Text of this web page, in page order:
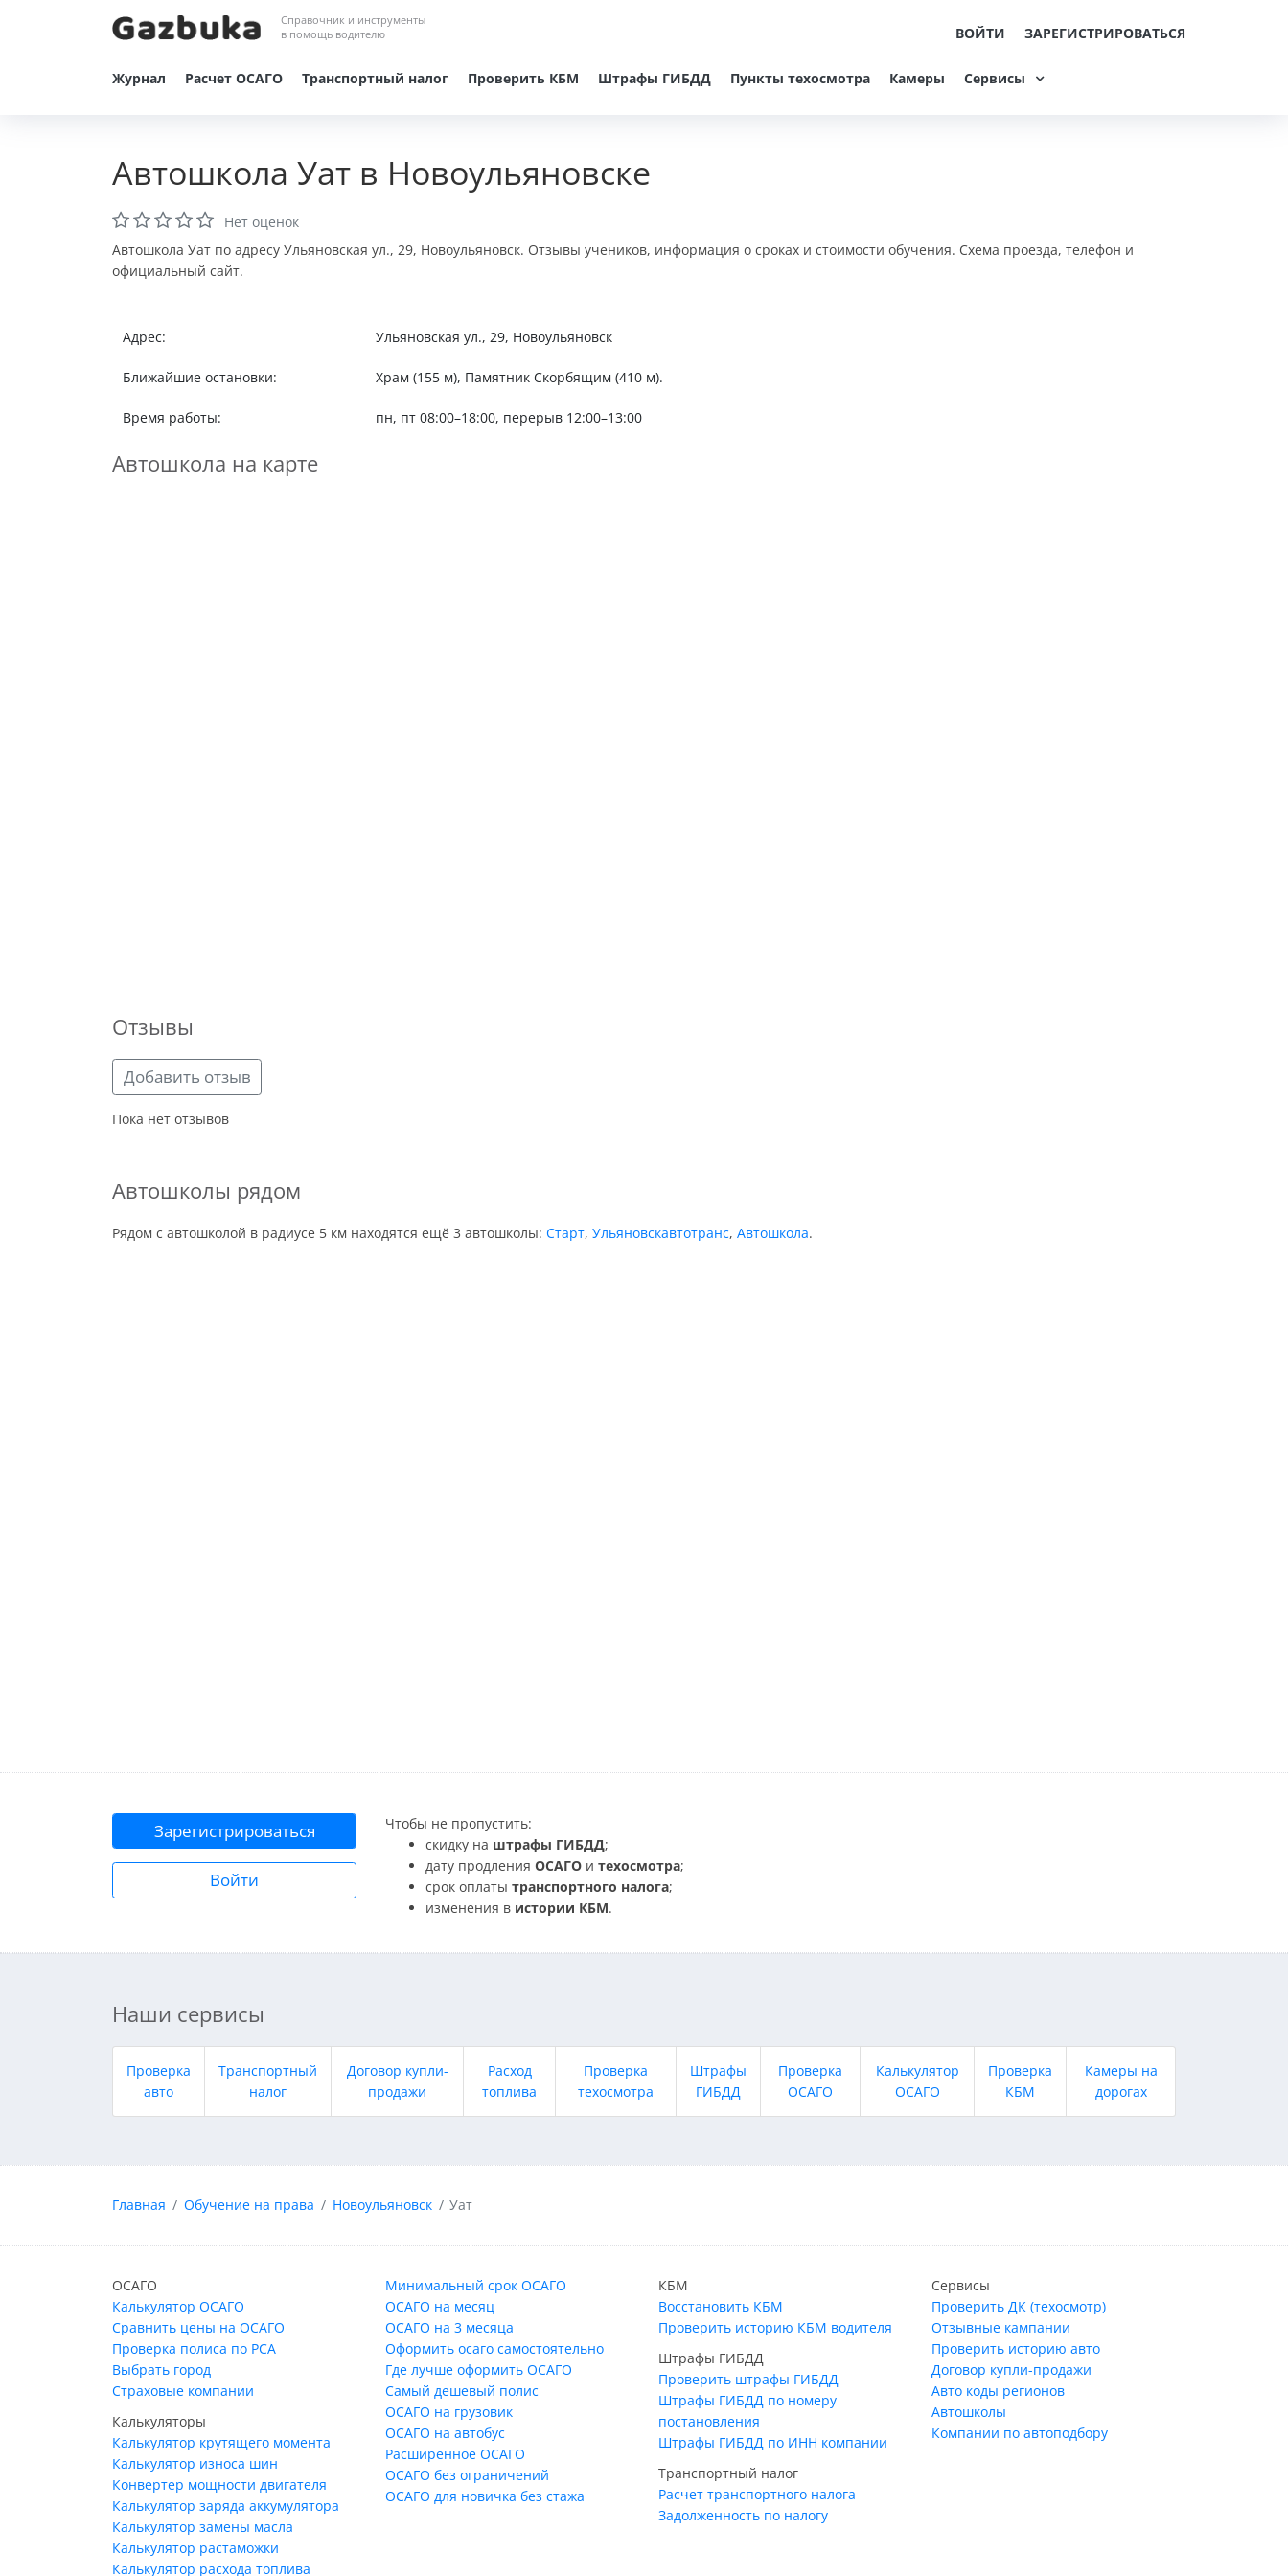
Справочник и инструменты
в помощь водителю
ВОЙТИ ЗАРЕГИСТРИРОВАТЬСЯ
Журнал Расчет ОСАГО Транспортный налог Проверить КБМ Штрафы ГИБДД Пункты техосмотра Камеры Сервисы
Автошкола Уат в Новоульяновске
Нет оценок
Автошкола Уат по адресу Ульяновская ул., 29, Новоульяновск. Отзывы учеников, информация о сроках и стоимости обучения. Схема проезда, телефон и
официальный сайт.
Адрес: Ульяновская ул., 29, Новоульяновск
Ближайшие остановки: Храм (155 м), Памятник Скорбящим (410 м).
Время работы: пн, пт 08:00–18:00, перерыв 12:00–13:00
Автошкола на карте
Отзывы
Добавить отзыв
Пока нет отзывов
Автошколы рядом
Рядом с автошколой в радиусе 5 км находятся ещё 3 автошколы: Старт, Ульяновскавтотранс, Автошкола.
Зарегистрироваться
Войти
Чтобы не пропустить:
скидку на штрафы ГИБДД;
дату продления ОСАГО и техосмотра;
срок оплаты транспортного налога;
изменения в истории КБМ.
Наши сервисы
Проверка
авто
Транспортный
налог
Договор купли-
продажи
Расход
топлива
Проверка
техосмотра
Штрафы
ГИБДД
Проверка
ОСАГО
Калькулятор
ОСАГО
Проверка
КБМ
Камеры на
дорогах
Главная Обучение на права Новоульяновск Уат
ОСАГО
Калькулятор ОСАГО
Сравнить цены на ОСАГО
Проверка полиса по РСА
Выбрать город
Страховые компании
Калькуляторы
Калькулятор крутящего момента
Калькулятор износа шин
Конвертер мощности двигателя
Калькулятор заряда аккумулятора
Калькулятор замены масла
Калькулятор растаможки
Калькулятор расхода топлива
Минимальный срок ОСАГО
ОСАГО на месяц
ОСАГО на 3 месяца
Оформить осаго самостоятельно
Где лучше оформить ОСАГО
Самый дешевый полис
ОСАГО на грузовик
ОСАГО на автобус
Расширенное ОСАГО
ОСАГО без ограничений
ОСАГО для новичка без стажа
КБМ
Восстановить КБМ
Проверить историю КБМ водителя
Штрафы ГИБДД
Проверить штрафы ГИБДД
Штрафы ГИБДД по номеру
постановления
Штрафы ГИБДД по ИНН компании
Транспортный налог
Расчет транспортного налога
Задолженность по налогу
Сервисы
Проверить ДК (техосмотр)
Отзывные кампании
Проверить историю авто
Договор купли-продажи
Авто коды регионов
Автошколы
Компании по автоподбору